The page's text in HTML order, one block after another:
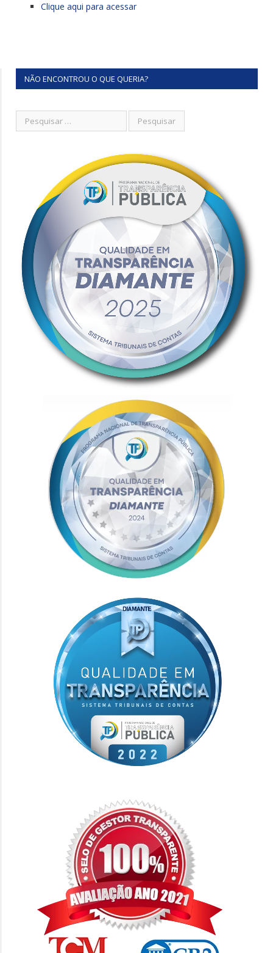
Clique aqui para acessar
NÃO ENCONTROU O QUE QUERIA?